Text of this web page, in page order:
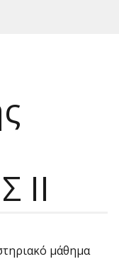
ΙΙ
μάθημα